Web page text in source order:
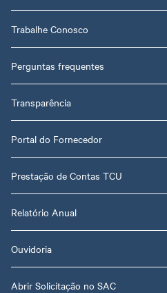
Trabalhe Conosco
Perguntas frequentes
Transparência
Portal do Fornecedor
Prestação de Contas TCU
Relatório Anual
Ouvidoria
Abrir Solicitação no SAC